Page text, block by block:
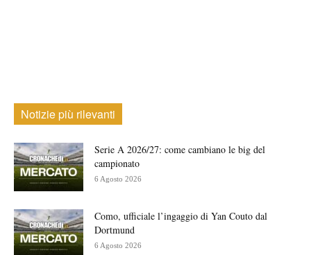
Notizie più rilevanti
Serie A 2026/27: come cambiano le big del
campionato
6 Agosto 2026
Como, ufficiale l’ingaggio di Yan Couto dal
Dortmund
6 Agosto 2026